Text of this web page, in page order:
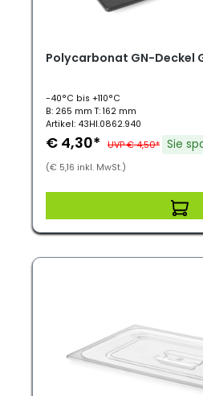
Polycarbonat GN-Deckel
-40°C bis +110°C
B: 265 mm T: 162 mm
Artikel: 43HI.0862.940
€ 4,30* UVP € 4,50* Sie
(€ 5,16 inkl. MwSt.)